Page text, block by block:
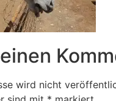
wird nicht